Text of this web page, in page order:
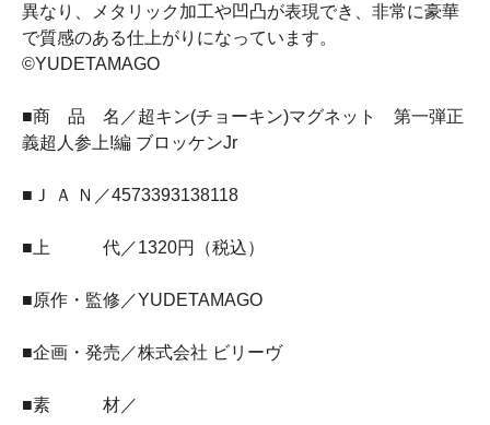
異なり、メタリック加工や凹凸が表現でき、非常に豪華
で質感のある仕上がりになっています。
©YUDETAMAGO
■商 品 名／超キン(チョーキン)マグネット 第一弾正
義超人参上!編 ブロッケンJr
■Ｊ Ａ Ｎ／4573393138118
■上 代／1320円（税込）
■原作・監修／YUDETAMAGO
■企画・発売／株式会社 ビリーヴ
■素 材／